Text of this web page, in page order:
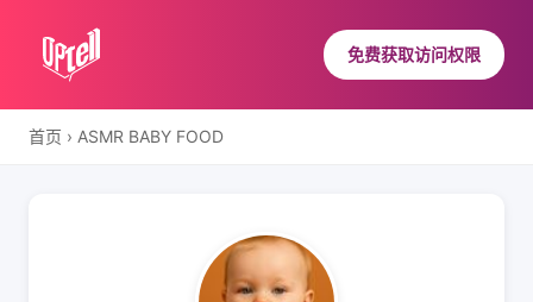
免费获取访问权限
首页 › ASMR BABY FOOD